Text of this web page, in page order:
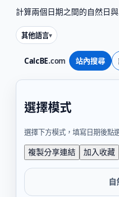
CalcBE.com 站內搜尋
計算兩個日期之間的自然日
其他語言
選擇模式
選擇下方模式，填寫日期後點
複製分享連結 加入收藏